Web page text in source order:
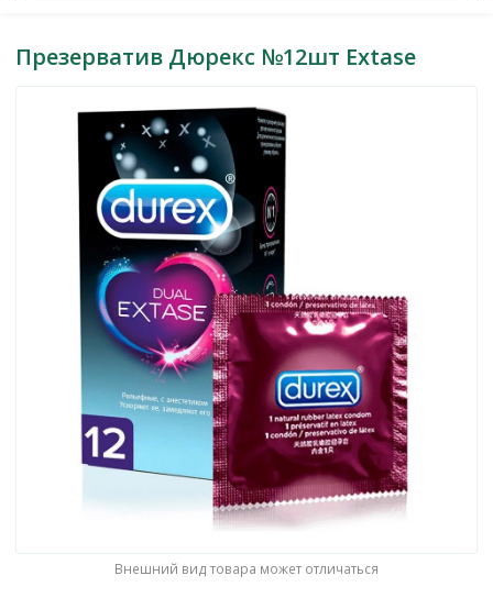
Презерватив Дюрекс №12шт Extase
Внешний вид товара может отличаться